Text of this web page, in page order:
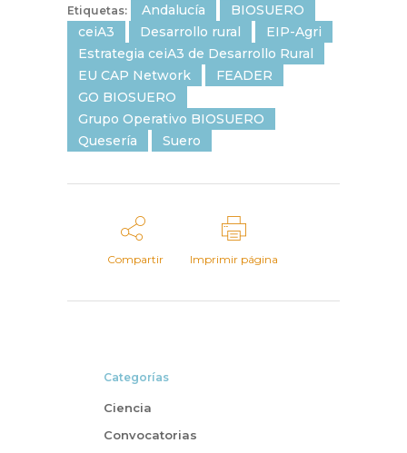
Etiquetas: Andalucía
BIOSUERO
ceiA3
Desarrollo rural
EIP-Agri
Estrategia ceiA3 de Desarrollo Rural
EU CAP Network
FEADER
GO BIOSUERO
Grupo Operativo BIOSUERO
Quesería
Suero
Compartir Imprimir página
Categorías
Ciencia
Convocatorias